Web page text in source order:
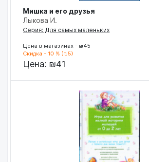
Мишка и его друзья
Лыкова И.
Серия: Для самых маленьких
Цена в магазинах - ₪45
Скидка - 10 % (₪5)
Цена: ₪41